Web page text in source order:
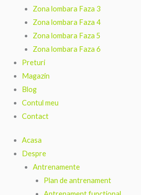
Zona lombara Faza 3
Zona lombara Faza 4
Zona lombara Faza 5
Zona lombara Faza 6
Preturi
Magazin
Blog
Contul meu
Contact
Acasa
Despre
Antrenamente
Plan de antrenament